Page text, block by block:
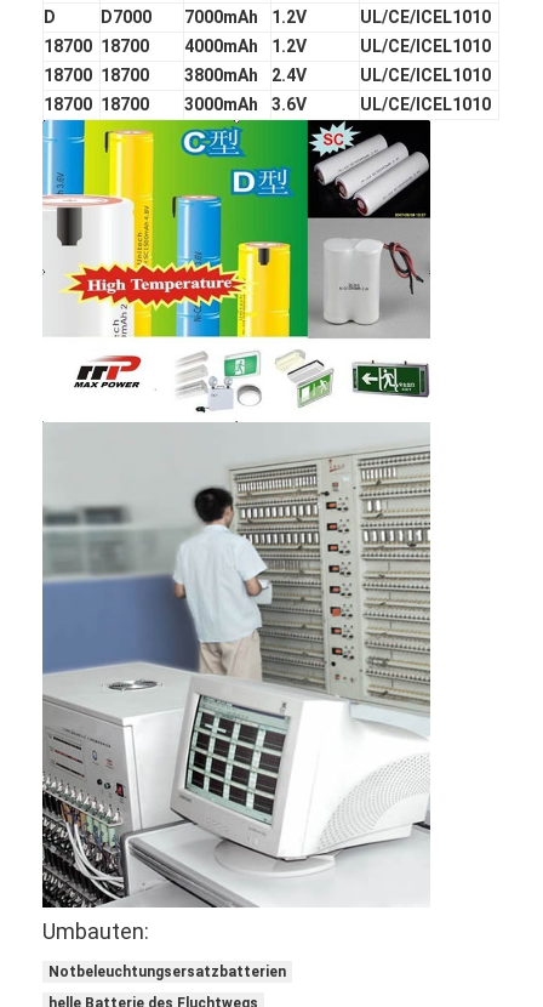
D
D7000 7000mAh 1.2V
UL/CE/ICEL1010
18700 18700 4000mAh 1.2V
UL/CE/ICEL1010
18700 18700 3800mAh 2.4V
UL/CE/ICEL1010
18700 18700 3000mAh 3.6V UL/CE/ICEL1010
Umbauten:
Notbeleuchtungsersatzbatterien
helle Batterie des Fluchtwegs